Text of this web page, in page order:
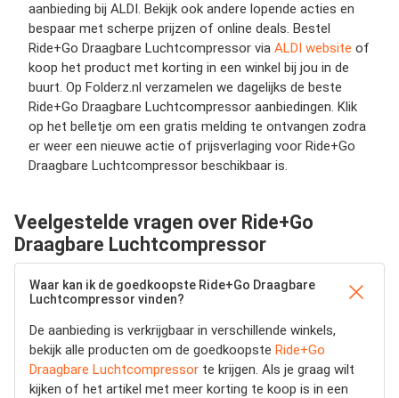
aanbieding bij ALDI. Bekijk ook andere lopende acties en
bespaar met scherpe prijzen of online deals. Bestel
Ride+Go Draagbare Luchtcompressor via ALDI website of
koop het product met korting in een winkel bij jou in de
buurt. Op Folderz.nl verzamelen we dagelijks de beste
Ride+Go Draagbare Luchtcompressor aanbiedingen. Klik
op het belletje om een gratis melding te ontvangen zodra
er weer een nieuwe actie of prijsverlaging voor Ride+Go
Draagbare Luchtcompressor beschikbaar is.
Veelgestelde vragen over Ride+Go
Draagbare Luchtcompressor
Waar kan ik de goedkoopste Ride+Go Draagbare
Luchtcompressor vinden?
De aanbieding is verkrijgbaar in verschillende winkels,
bekijk alle producten om de goedkoopste Ride+Go
Draagbare Luchtcompressor te krijgen. Als je graag wilt
kijken of het artikel met meer korting te koop is in een